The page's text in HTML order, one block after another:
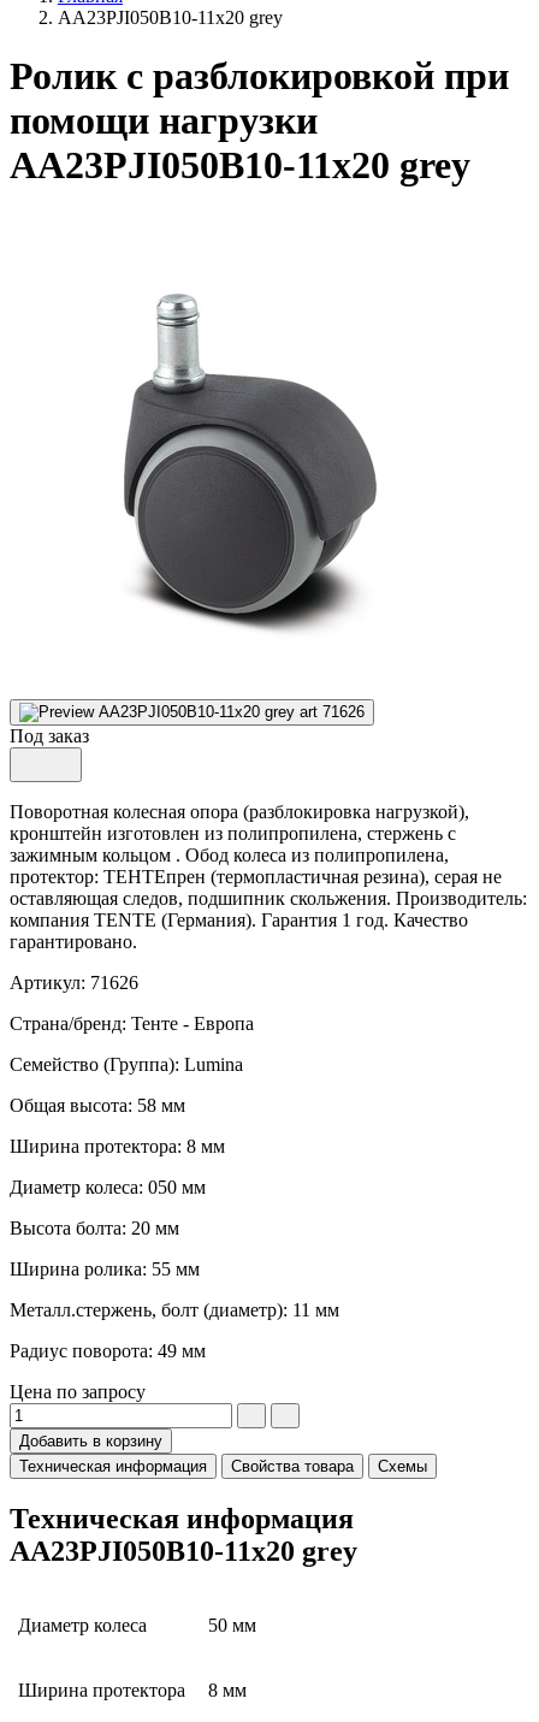
AA23PJI050B10-11x20 grey
Ролик с разблокировкой при
помощи нагрузки
AA23PJI050B10-11x20 grey
Под заказ
Поворотная колесная опора (разблокировка нагрузкой),
кронштейн изготовлен из полипропилена, стержень с
зажимным кольцом . Обод колеса из полипропилена,
протектор: ТЕНТЕпрен (термопластичная резина), серая не
оставляющая следов, подшипник скольжения. Производитель:
компания TENTE (Германия). Гарантия 1 год. Качество
гарантировано.
Артикул: 71626
Страна/бренд: Тенте - Европа
Семейство (Группа): Lumina
Общая высота: 58 мм
Ширина протектора: 8 мм
Диаметр колеса: 050 мм
Высота болта: 20 мм
Ширина ролика: 55 мм
Металл.стержень, болт (диаметр): 11 мм
Радиус поворота: 49 мм
Цена по запросу
Добавить в корзину
Техническая информация
Свойства товара Схемы
Техническая информация
AA23PJI050B10-11x20 grey
Диаметр колеса 50 мм
Ширина протектора 8 мм